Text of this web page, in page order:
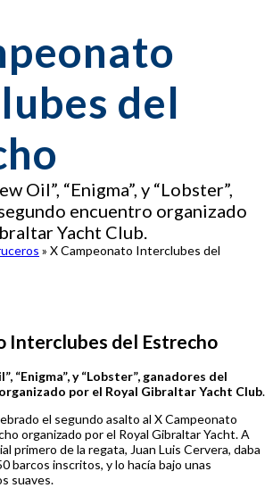
del
Oil”, “Enigma”, y “Lobster”,
encuentro organizado
Yacht Club.
» X Campeonato Interclubes del
Interclubes del Estrecho
“Enigma”, y “Lobster”, ganadores del
por el Royal Gibraltar Yacht Club.
el segundo asalto al X Campeonato
organizado por el Royal Gibraltar Yacht. A
primero de la regata, Juan Luis Cervera, daba
barcos inscritos, y lo hacía bajo unas
suaves.